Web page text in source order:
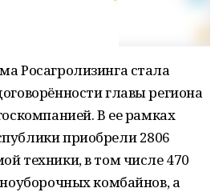
Росагролизинга стала
главы региона
В ее рамках
приобрели 2806
техники, в том числе 470
комбайнов, а